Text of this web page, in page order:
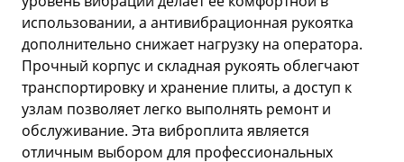
использовании, а антивибрационная рукоятка
дополнительно снижает нагрузку на оператора.
Прочный корпус и складная рукоять облегчают
транспортировку и хранение плиты, а доступ к
узлам позволяет легко выполнять ремонт и
обслуживание. Эта виброплита является
отличным выбором для профессиональных